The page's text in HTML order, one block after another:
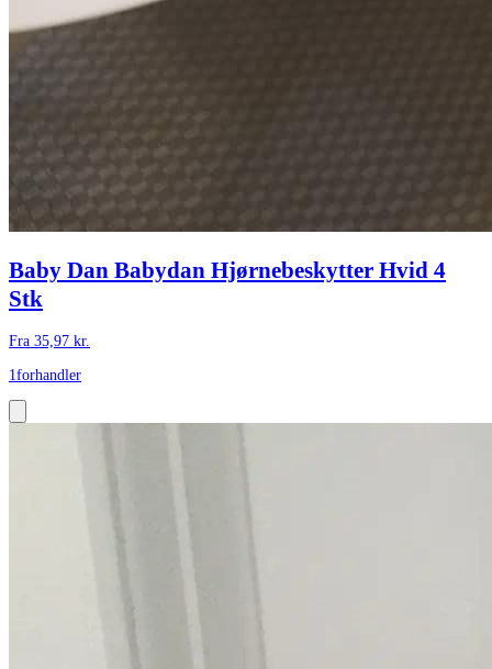
Baby Dan Babydan Hjørnebeskytter Hvid 4
Stk
Fra 35,97 kr.
1forhandler